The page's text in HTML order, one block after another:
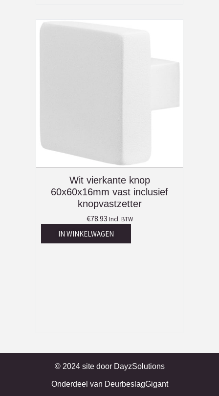
Wit vierkante knop
60x60x16mm vast inclusief
knopvastzetter
€78.93 Incl. BTW
IN WINKELWAGEN
© 2024 site door DayzSolutions
Onderdeel van DeurbeslagGigant